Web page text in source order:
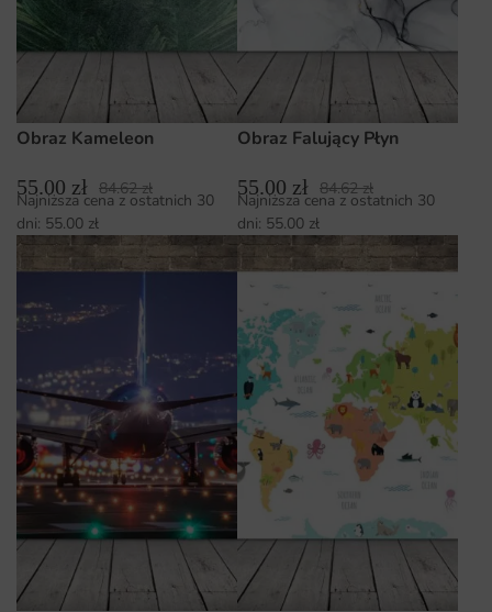
Obraz Kameleon
55.00 zł 84.62zł
Najniższa cena z ostatnich 30
dni: 55.00 zł
Obraz Falujący Płyn
55.00 zł 84.62zł
Najniższa cena z ostatnich 30
dni: 55.00 zł